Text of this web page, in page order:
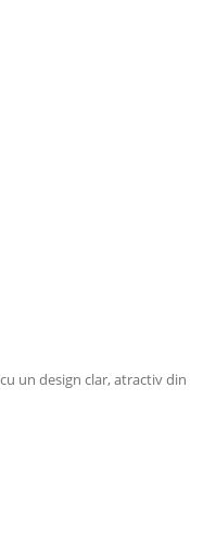
un design clar, atractiv din